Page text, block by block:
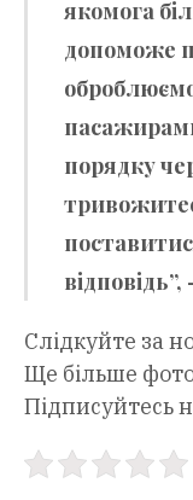
якомога
допоможе
порядку
Слідкуйте за
Ще більше
Підписуйтесь